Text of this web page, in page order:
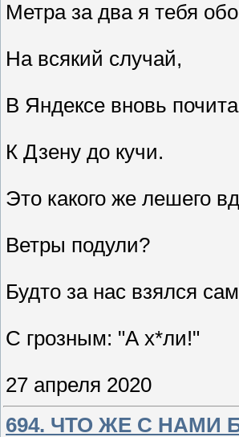
Метра за два я тебя
На всякий случай,
В Яндексе вновь
К Дзену до кучи.
Это какого же лешего
Ветры подули?
Будто за нас взялся
С грозным: "А х*ли!"
27 апреля 2020
694. ЧТО ЖЕ С НАМИ